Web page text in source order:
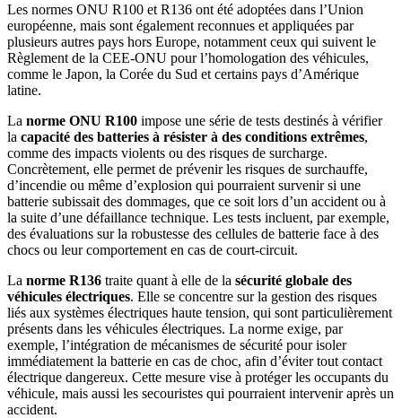
Les normes ONU R100 et R136 ont été adoptées dans l’Union
européenne, mais sont également reconnues et appliquées par
plusieurs autres pays hors Europe, notamment ceux qui suivent le
Règlement de la CEE-ONU pour l’homologation des véhicules,
comme le Japon, la Corée du Sud et certains pays d’Amérique
latine.
La norme ONU R100 impose une série de tests destinés à vérifier
la capacité des batteries à résister à des conditions extrêmes,
comme des impacts violents ou des risques de surcharge.
Concrètement, elle permet de prévenir les risques de surchauffe,
d’incendie ou même d’explosion qui pourraient survenir si une
batterie subissait des dommages, que ce soit lors d’un accident ou à
la suite d’une défaillance technique. Les tests incluent, par exemple,
des évaluations sur la robustesse des cellules de batterie face à des
chocs ou leur comportement en cas de court-circuit.
La norme R136 traite quant à elle de la sécurité globale des
véhicules électriques. Elle se concentre sur la gestion des risques
liés aux systèmes électriques haute tension, qui sont particulièrement
présents dans les véhicules électriques. La norme exige, par
exemple, l’intégration de mécanismes de sécurité pour isoler
immédiatement la batterie en cas de choc, afin d’éviter tout contact
électrique dangereux. Cette mesure vise à protéger les occupants du
véhicule, mais aussi les secouristes qui pourraient intervenir après un
accident.